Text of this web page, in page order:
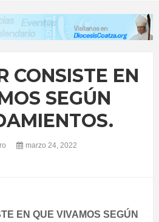
CONSISTE EN
SEGÚN
marzo 24, 2022
EN QUE VIVAMOS SEGÚN